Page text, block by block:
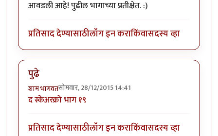
आवडली आहे! पुढील भागाच्या प्रतीक्षेत. :)
प्रतिसाद देण्यासाठीलॉग इन कराकिंवासदस्य व्हा
पुढे
शाम भागवतसोमवार, 28/12/2015 14:41
द स्केअरक्रो भाग १९
प्रतिसाद देण्यासाठीलॉग इन कराकिंवासदस्य व्हा